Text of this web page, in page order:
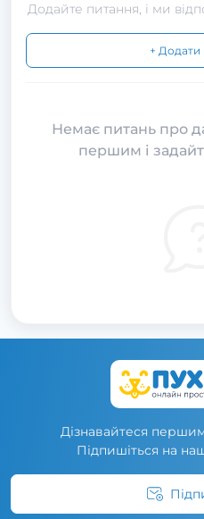
Додайте питання, і ми
+ Додати
Немає питань про
першим і
Дізнавайтеся
Підпишіться на